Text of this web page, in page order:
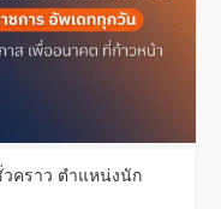
คราว ตำแหน่งนัก